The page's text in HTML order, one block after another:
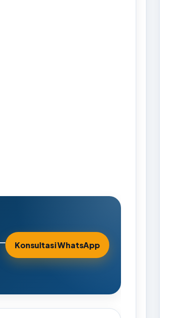
Konsultasi WhatsApp